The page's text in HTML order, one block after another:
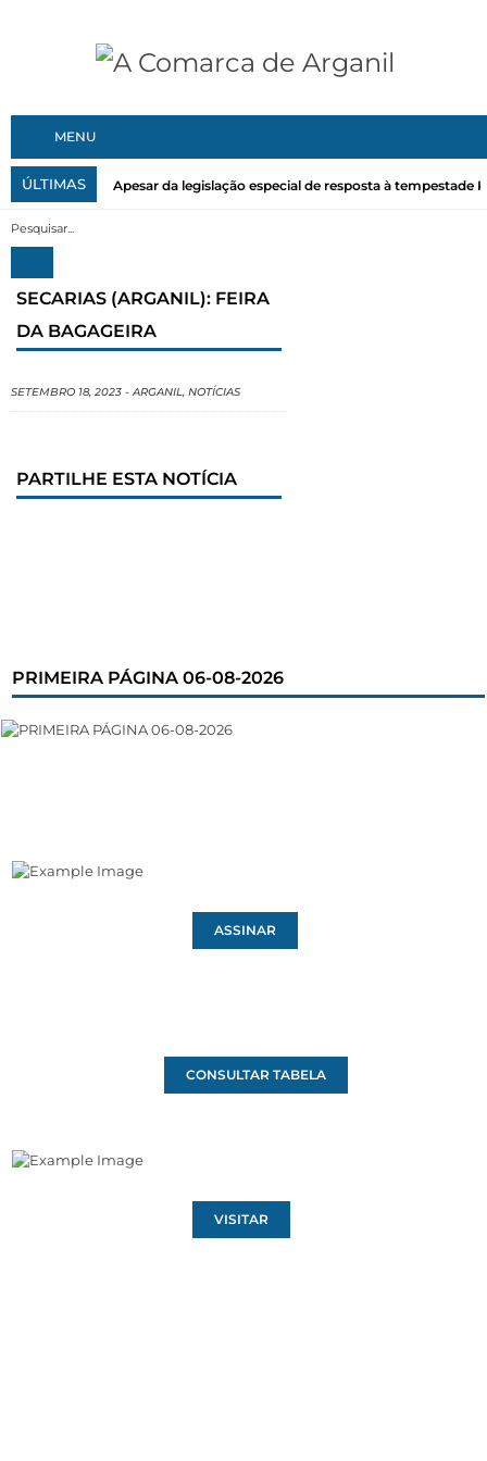
MENU
ÚLTIMAS Apesar da legislação especial de resposta à tempestade
SECARIAS (ARGANIL): FEIRA
DA BAGAGEIRA
SETEMBRO 18, 2023 -ARGANIL, NOTÍCIAS
PARTILHE ESTA NOTÍCIA
PRIMEIRA PÁGINA 06-08-2026
ASSINAR
CONSULTAR TABELA
VISITAR